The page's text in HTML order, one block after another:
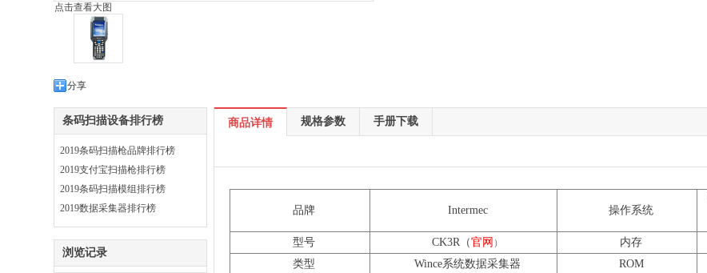
点击查看大图
分享
条码扫描设备排行榜
2019条码扫描枪品牌排行榜
2019支付宝扫描枪排行榜
2019条码扫描模组排行榜
2019数据采集器排行榜
浏览记录
商品详情 规格参数 手册下载
品牌 Intermec 操作系统
型号
CK3R（官网 ） 内存
类型
Wince系统数据采集器 ROM